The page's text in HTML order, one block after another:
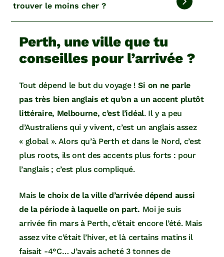
trouver le moins cher ?
Perth, une ville que tu
conseilles pour l’arrivée ?
Tout dépend le but du voyage !Si on ne parle
pas très bien anglais et qu’on a un accent plutôt
littéraire, Melbourne, c’est l’idéal. Il y a peu
d’Australiens qui y vivent, c’est un anglais assez
« global ». Alors qu’à Perth et dans le Nord, c’est
plus roots, ils ont des accents plus forts : pour
l’anglais ; c’est plus compliqué.
Mais le choix de la ville d’arrivée dépend aussi
de la période à laquelle on part. Moi je suis
arrivée fin mars à Perth, c’était encore l’été. Mais
assez vite c’était l’hiver, et là certains matins il
faisait -4°C… J’avais acheté 3 tonnes de